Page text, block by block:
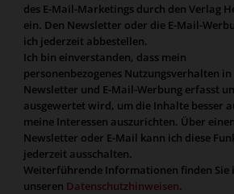
des E-Mail-Marketings durch den Verlag
ein. Den Newsletter oder die E-Mail-
ich jederzeit abbestellen.
Ich bin einverstanden, dass mein
personenbezogenes Nutzungsverhalten in
Newsletter und E-Mail-Werbung erfasst
ausgewertet wird, um die Inhalte besser
meine Interessen auszurichten. Über
Newsletter oder E-Mail kann ich diese
jederzeit ausschalten.
Weiterführende Informationen finden Sie
unseren Datenschutzhinweisen.